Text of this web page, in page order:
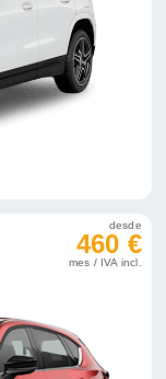
desde
460 €
mes / IVA incl.